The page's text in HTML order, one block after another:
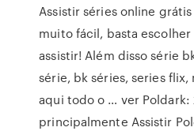
Assistir séries online
muito fácil, basta
assistir! Além disso série
série, bk séries, series flix,
aqui todo o … ver Poldark:
principalmente Assistir